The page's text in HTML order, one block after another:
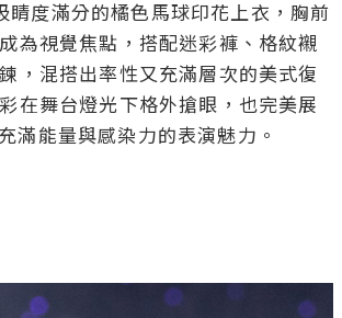
度滿分的橘色馬球印花上衣，胸前
為視覺焦點，搭配迷彩褲、格紋襯
，混搭出率性又充滿層次的美式復
在舞台燈光下格外搶眼，也完美展
滿能量與感染力的表演魅力。